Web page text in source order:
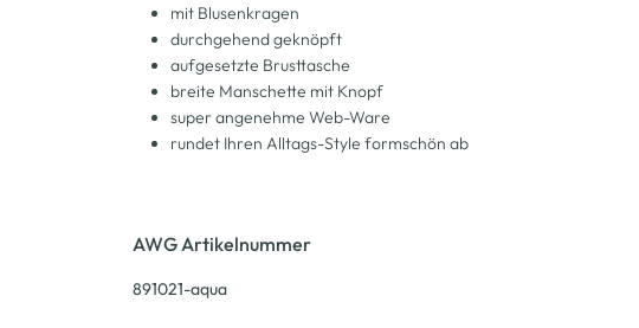
mit Blusenkragen
durchgehend geknöpft
aufgesetzte Brusttasche
breite Manschette mit Knopf
super angenehme Web-Ware
rundet Ihren Alltags-Style formschön ab
AWG Artikelnummer
891021-aqua